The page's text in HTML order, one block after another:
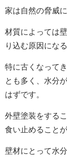
家は自然の脅威
材質によっては
り込む原因にな
特に古くなって
とも多く、水分
はずです。
外壁塗装をする
食い止めること
壁材にとって水